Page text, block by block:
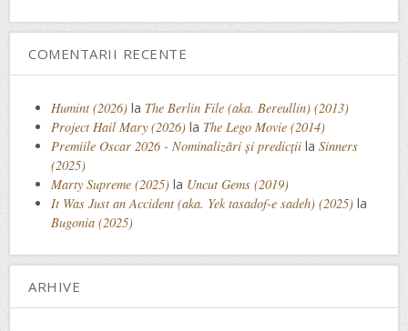
COMENTARII RECENTE
Humint (2026) la The Berlin File (aka. Bereullin) (2013)
Project Hail Mary (2026) la The Lego Movie (2014)
Premiile Oscar 2026 - Nominalizări și predicții la Sinners
(2025)
Marty Supreme (2025) la Uncut Gems (2019)
It Was Just an Accident (aka. Yek tasadof-e sadeh) (2025) la
Bugonia (2025)
ARHIVE